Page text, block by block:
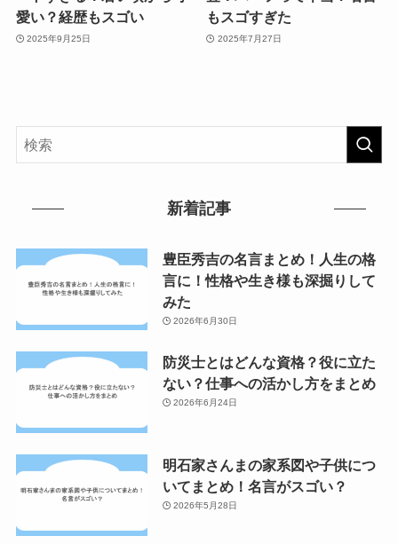
愛い？経歴もスゴい
2025年9月25日
もスゴすぎた
2025年7月27日
新着記事
豊臣秀吉の名言まとめ！人生の格
言に！性格や生き様も深掘りして
みた
2026年6月30日
防災士とはどんな資格？役に立た
ない？仕事への活かし方をまとめ
2026年6月24日
明石家さんまの家系図や子供につ
いてまとめ！名言がスゴい？
2026年5月28日